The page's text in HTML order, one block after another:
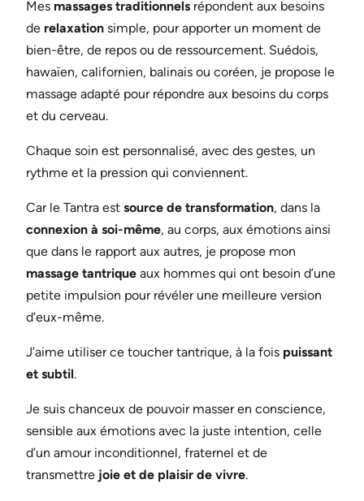
Mes massages traditionnels répondent aux besoins
de relaxation simple, pour apporter un moment de
bien-être, de repos ou de ressourcement. Suédois,
hawaïen, californien, balinais ou coréen, je propose le
massage adapté pour répondre aux besoins du corps
et du cerveau.
Chaque soin est personnalisé, avec des gestes, un
rythme et la pression qui conviennent.
Car le Tantra est source de transformation, dans la
connexion à soi-même, au corps, aux émotions ainsi
que dans le rapport aux autres, je propose mon
massage tantrique aux hommes qui ont besoin d’une
petite impulsion pour révéler une meilleure version
d’eux-même.
J’aime utiliser ce toucher tantrique, à la fois puissant
et subtil.
Je suis chanceux de pouvoir masser en conscience,
sensible aux émotions avec la juste intention, celle
d’un amour inconditionnel, fraternel et de
transmettre joie et de plaisir de vivre.